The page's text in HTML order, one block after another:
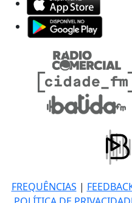
FREQUÊNCIAS |